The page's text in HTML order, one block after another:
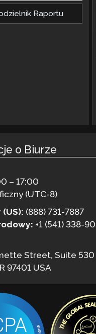
Raportu
o Biurze
– 17:00
(UTC-8)
(US): (888) 731-7887
+1 (541) 338-
Street, Suite 530
97401 USA